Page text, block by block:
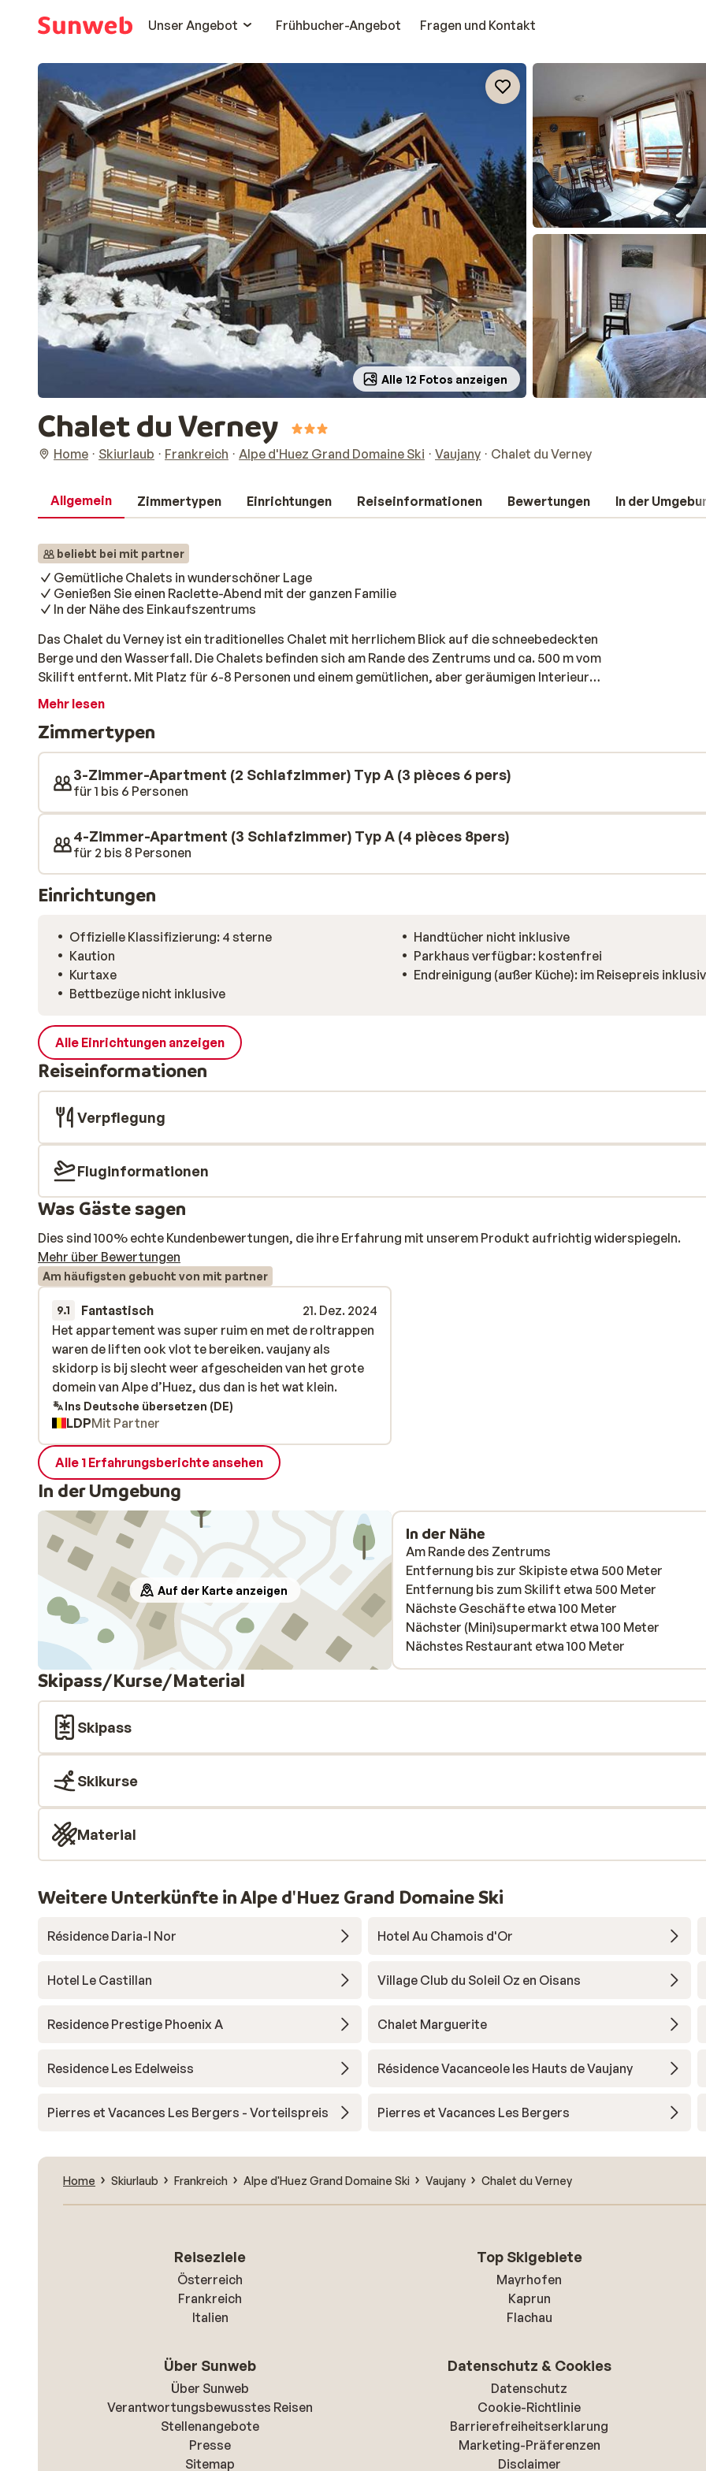
Unser Angebot
Frühbucher-Angebot Fragen und Kontakt
Alle 12 Fotos anzeigen
Chalet du Verney
Home Skiurlaub Frankreich Alpe d'Huez Grand Domaine Ski Vaujany Chalet du Verney
Allgemein Zimmertypen Einrichtungen Reiseinformationen Bewertungen In der
beliebt bei mit partner
Gemütliche Chalets in wunderschöner Lage
Genießen Sie einen Raclette-Abend mit der ganzen Familie
In der Nähe des Einkaufszentrums
Das Chalet du Verney ist ein traditionelles Chalet mit herrlichem Blick auf die schneebedeckten
Berge und den Wasserfall. Die Chalets befinden sich am Rande des Zentrums und ca. 500 m vom
Skilift entfernt. Mit Platz für 6-8 Personen und einem gemütlichen, aber geräumigen Interieur
ist dies die perfekte Unterkunft für eine Familie oder eine Gruppe von Freunden. Die Chalets
Piste gemütlich am Esstisch sitzen, das Raclette eingeschalten, die leckeren Käsesorten auf
dem Tisch liegen haben und genießen! Guten Appetit!
Mehr lesen
Zimmertypen
3-Zimmer-Apartment (2 Schlafzimmer) Typ A (3 pièces 6 pers)
für 1 bis 6 Personen
4-Zimmer-Apartment (3 Schlafzimmer) Typ A (4 pièces 8pers)
für 2 bis 8 Personen
Einrichtungen
Offizielle Klassifizierung: 4 sterne
Kaution
Kurtaxe
Bettbezüge nicht inklusive
Handtücher nicht inklusive
Parkhaus verfügbar: kostenfrei
Endreinigung (außer Küche): im Reisepreis
Alle Einrichtungen anzeigen
Reiseinformationen
Verpflegung
Fluginformationen
Was Gäste sagen
Dies sind 100% echte Kundenbewertungen, die ihre Erfahrung mit unserem Produkt aufrichtig widerspiegeln.
Mehr über Bewertungen
Am häufigsten gebucht von mit partner
9.1 Fantastisch
21. Dez. 2024
Het appartement was super ruim en met de roltrappen
waren de liften ook vlot te bereiken. vaujany als
skidorp is bij slecht weer afgescheiden van het grote
domein van Alpe d’Huez, dus dan is het wat klein.
Het appartement was super ruim en met de roltrappen
waren de liften ook vlot te bereiken. vaujany als
skidorp is bij slecht weer afgescheiden van het grote
domein van Alpe d’Huez, dus dan is het wat klein.
Ins Deutsche übersetzen (DE)
LDPMit Partner
Alle 1 Erfahrungsberichte ansehen
In der Umgebung
Auf der Karte anzeigen
In der Nähe
Am Rande des Zentrums
Entfernung bis zur Skipiste etwa 500 Meter
Entfernung bis zum Skilift etwa 500 Meter
Nächste Geschäfte etwa 100 Meter
Nächster (Mini)supermarkt etwa 100 Meter
Nächstes Restaurant etwa 100 Meter
Skipass/Kurse/Material
Skipass
Skikurse
Material
Weitere Unterkünfte in Alpe d'Huez Grand Domaine Ski
Résidence Daria-I Nor Hotel Au Chamois d'Or
Hotel Le Castillan Village Club du Soleil Oz en Oisans
Residence Prestige Phoenix A Chalet Marguerite
Residence Les Edelweiss Résidence Vacanceole les Hauts de Vaujany
Pierres et Vacances Les Bergers - Vorteilspreis Pierres et Vacances Les Bergers
Home Skiurlaub Frankreich Alpe d'Huez Grand Domaine Ski Vaujany Chalet du Verney
Reiseziele
Österreich
Frankreich
Italien
Top Skigebiete
Mayrhofen
Kaprun
Flachau
Über Sunweb
Über Sunweb
Verantwortungsbewusstes Reisen
Stellenangebote
Presse
Sitemap
Datenschutz & Cookies
Datenschutz
Cookie-Richtlinie
Barrierefreiheitserklarung
Marketing-Präferenzen
Disclaimer